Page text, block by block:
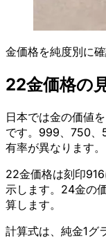
金価格を純度別に
22金価格の
日本では金の価値
です。999、750、
有率が異なります。
22金価格は刻印
示します。24金の
算します。
計算式は、純金1グ